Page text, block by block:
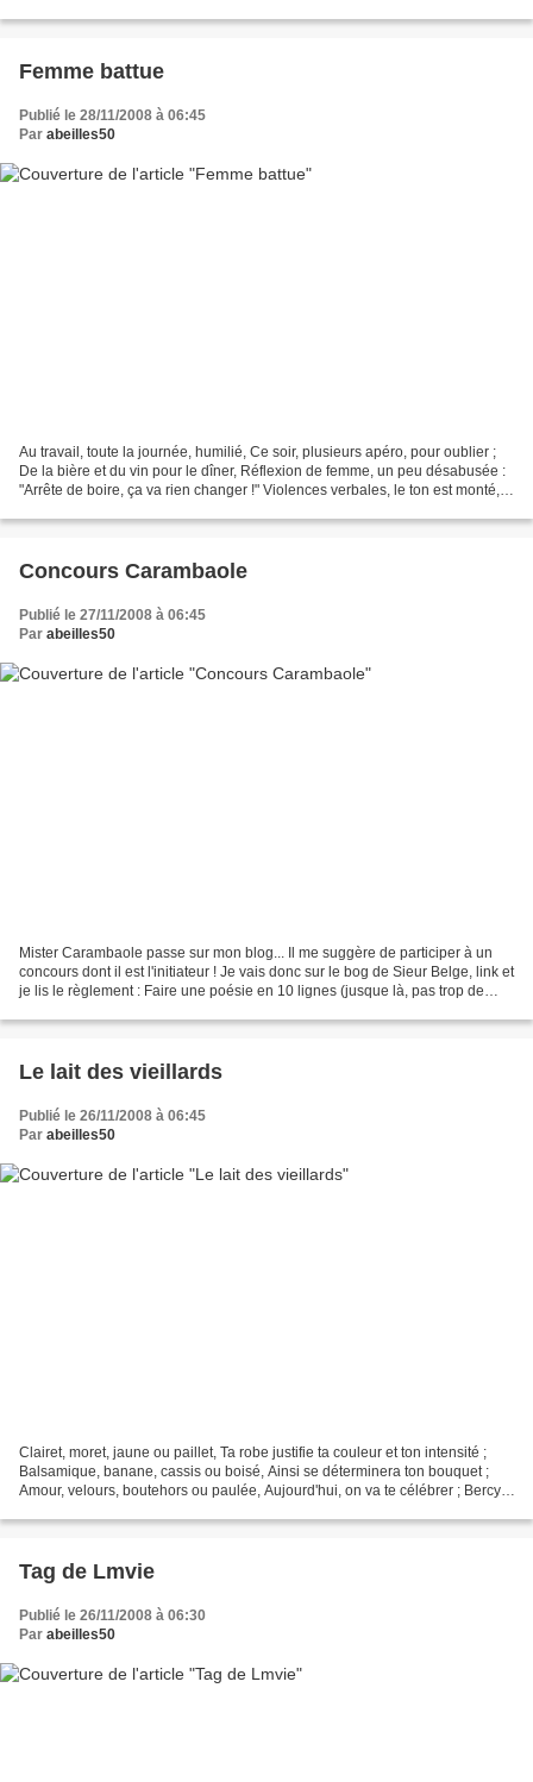
Femme battue
Publié le 28/11/2008 à 06:45
Par abeilles50
Au travail, toute la journée, humilié, Ce soir, plusieurs apéro, pour oublier ;
De la bière et du vin pour le dîner, Réflexion de femme, un peu désabusée :
"Arrête de boire, ça va rien changer !" Violences verbales, le ton est monté,
Concours Carambaole
Publié le 27/11/2008 à 06:45
Par abeilles50
Mister Carambaole passe sur mon blog... Il me suggère de participer à un
concours dont il est l'initiateur ! Je vais donc sur le bog de Sieur Belge, link et
je lis le règlement : Faire une poésie en 10 lignes (jusque là, pas trop de
Le lait des vieillards
Publié le 26/11/2008 à 06:45
Par abeilles50
Clairet, moret, jaune ou paillet, Ta robe justifie ta couleur et ton intensité ;
Balsamique, banane, cassis ou boisé, Ainsi se déterminera ton bouquet ;
Amour, velours, boutehors ou paulée, Aujourd'hui, on va te célébrer ; Bercy,
Tag de Lmvie
Publié le 26/11/2008 à 06:30
Par abeilles50